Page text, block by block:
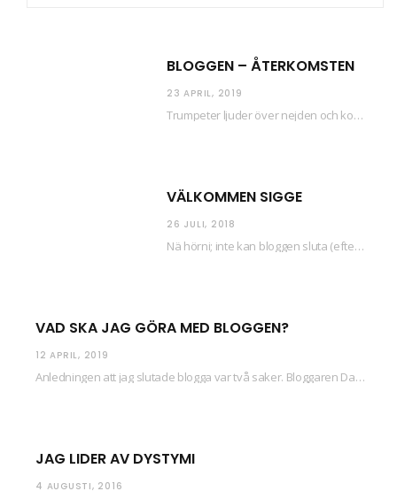
BLOGGEN – ÅTERKOMSTEN
23 APRIL, 2019
Trumpeter ljuder över nejden och konfetti regnar längsmed husfasaderna – FREDEN ÄR HÄR! Eller ahem.…
VÄLKOMMEN SIGGE
26 JULI, 2018
Nä hörni; inte kan bloggen sluta (eftersom jag så sällan uppdaterar skiten) i sånt supermoll.…
VAD SKA JAG GÖRA MED BLOGGEN?
12 APRIL, 2019
Anledningen att jag slutade blogga var två saker. Bloggaren Daniel skrev ut checkar som personen…
JAG LIDER AV DYSTYMI
4 AUGUSTI, 2016